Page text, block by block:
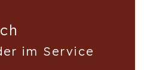
im Service